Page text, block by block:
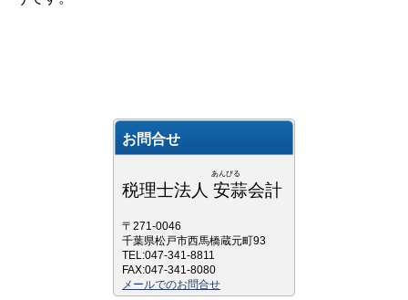
お問合せ
あんびる
税理士法人 安蒜会計
〒271-0046
千葉県松戸市西馬橋蔵元町93
TEL:047-341-8811
FAX:047-341-8080
メールでのお問合せ